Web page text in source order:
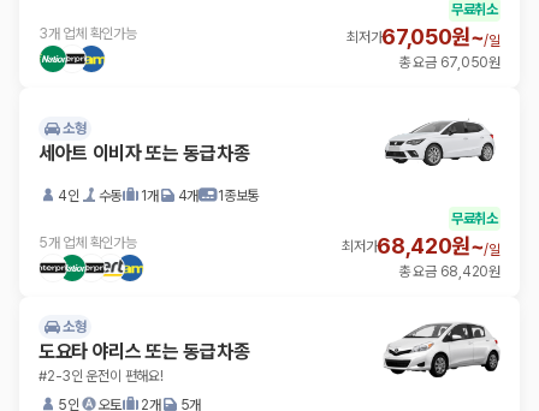
3개 업체 확인가능
무료취소
최저가67,050원~/일
총 요금 67,050원
소형
세아트 이비자 또는 동급차종
4인 수동 1개 4개 1종보통
5개 업체 확인가능
무료취소
최저가68,420원~/일
총 요금 68,420원
소형
도요타 야리스 또는 동급차종
#2-3인 운전이 편해요!
5인
오토 2개 5개